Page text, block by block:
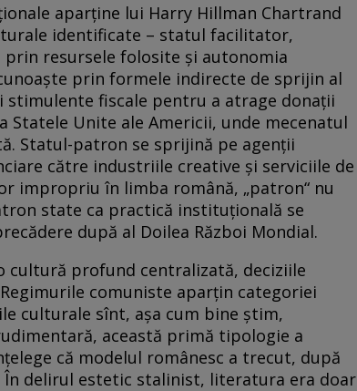
aparţine lui Harry Hillman Chartrand
identificate – statul facilitator,
resursele folosite şi autonomia
prin formele indirecte de sprijin al
fiscale pentru a atrage donaţii
Statele Unite ale Americii, unde mecenatul
Statul-patron se sprijină pe agenţii
către industriile creative şi serviciile de
impropriu în limba română, „patron“ nu
state ca practică instituţională se
după al Doilea Război Mondial.
cultură profund centralizată, deciziile
comuniste aparţin categoriei
culturale sînt, aşa cum bine ştim,
această primă tipologie a
că modelul românesc a trecut, după
delirul estetic stalinist, literatura era doar